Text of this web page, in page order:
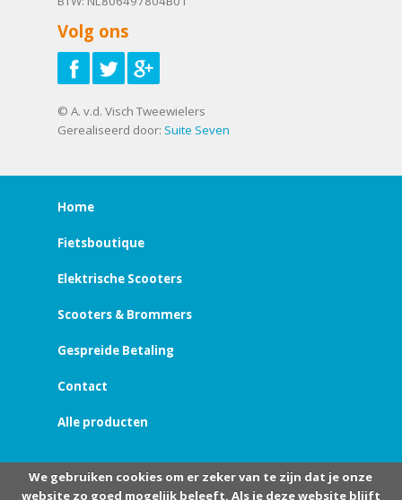
Volg ons
© A. v.d. Visch Tweewielers
Gerealiseerd door: Suite Seven
Home
Fietsboutique
Elektrische Scooters
Scooters & Brommers
Gespreide Betaling
Contact
Alle producten
We gebruiken cookies om er zeker van te zijn dat je onze
website zo goed mogelijk beleeft. Als je deze website blijft